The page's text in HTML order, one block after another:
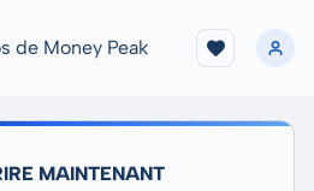
de Money Peak
MAINTENANT